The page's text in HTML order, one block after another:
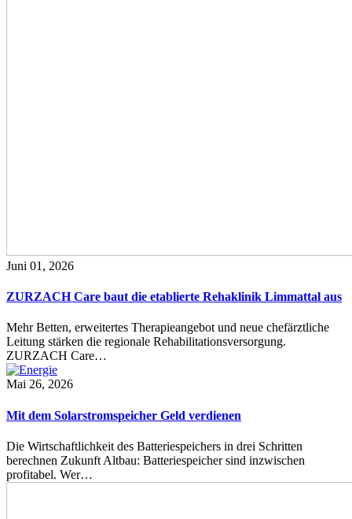
Juni 01, 2026
ZURZACH Care baut die etablierte Rehaklinik Limmattal aus
Mehr Betten, erweitertes Therapieangebot und neue chefärztliche
Leitung stärken die regionale Rehabilitationsversorgung.
ZURZACH Care…
Mai 26, 2026
Mit dem Solarstromspeicher Geld verdienen
Die Wirtschaftlichkeit des Batteriespeichers in drei Schritten
berechnen Zukunft Altbau: Batteriespeicher sind inzwischen
profitabel. Wer…